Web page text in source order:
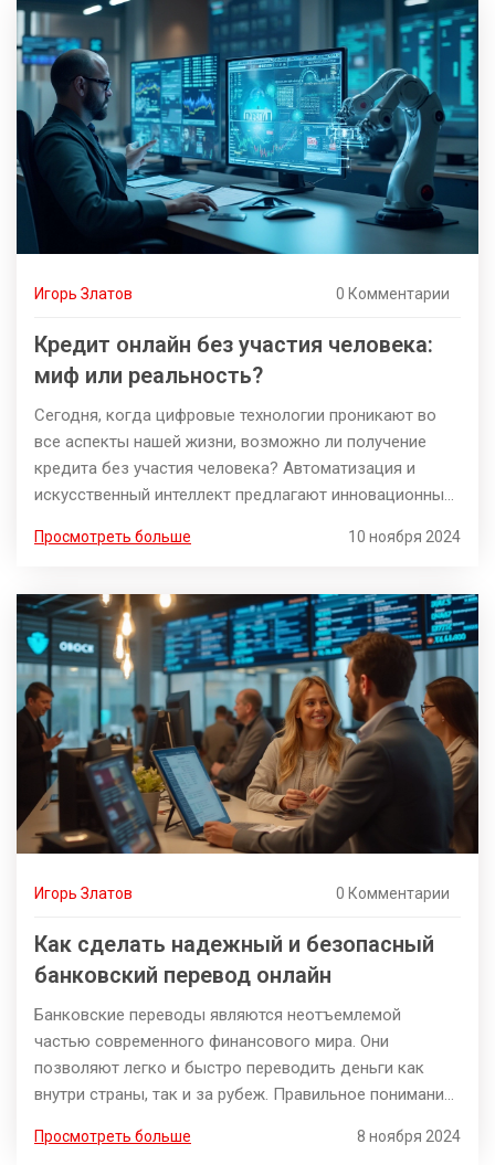
методами оплаты. В завершении, полезные советы
помогут вам сделать переводы быстрее и безопаснее.
Игорь Златов 0 Комментарии
Кредит онлайн без участия человека:
миф или реальность?
Сегодня, когда цифровые технологии проникают во
все аспекты нашей жизни, возможно ли получение
кредита без участия человека? Автоматизация и
искусственный интеллект предлагают инновационные
преимущества и подводные камни
Рассматривается возможность полного исключения
человеческого фактора при выдаче кредитов.
Просмотреть больше 10 ноября 2024
Игорь Златов 0 Комментарии
Как сделать надежный и безопасный
банковский перевод онлайн
Банковские переводы являются неотъемлемой
частью современного финансового мира. Они
позволяют легко и быстро переводить деньги как
внутри страны, так и за рубеж. Правильное понимание
ошибок и сэкономить время. В статье рассмотрены
Просмотреть больше 8 ноября 2024